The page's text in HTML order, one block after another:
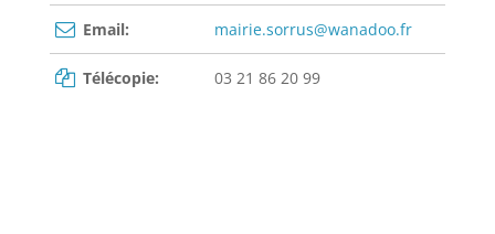
Email: mairie.sorrus@wanadoo.fr
Télécopie: 03 21 86 20 99